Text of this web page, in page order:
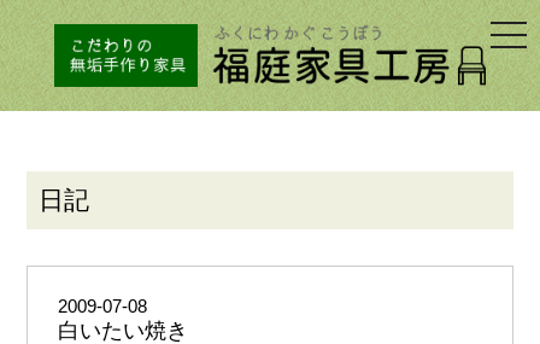
日記
2009-07-08
白いたい焼き